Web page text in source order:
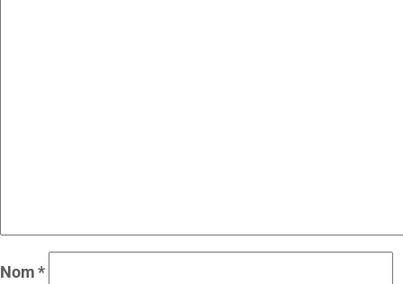
Nom*